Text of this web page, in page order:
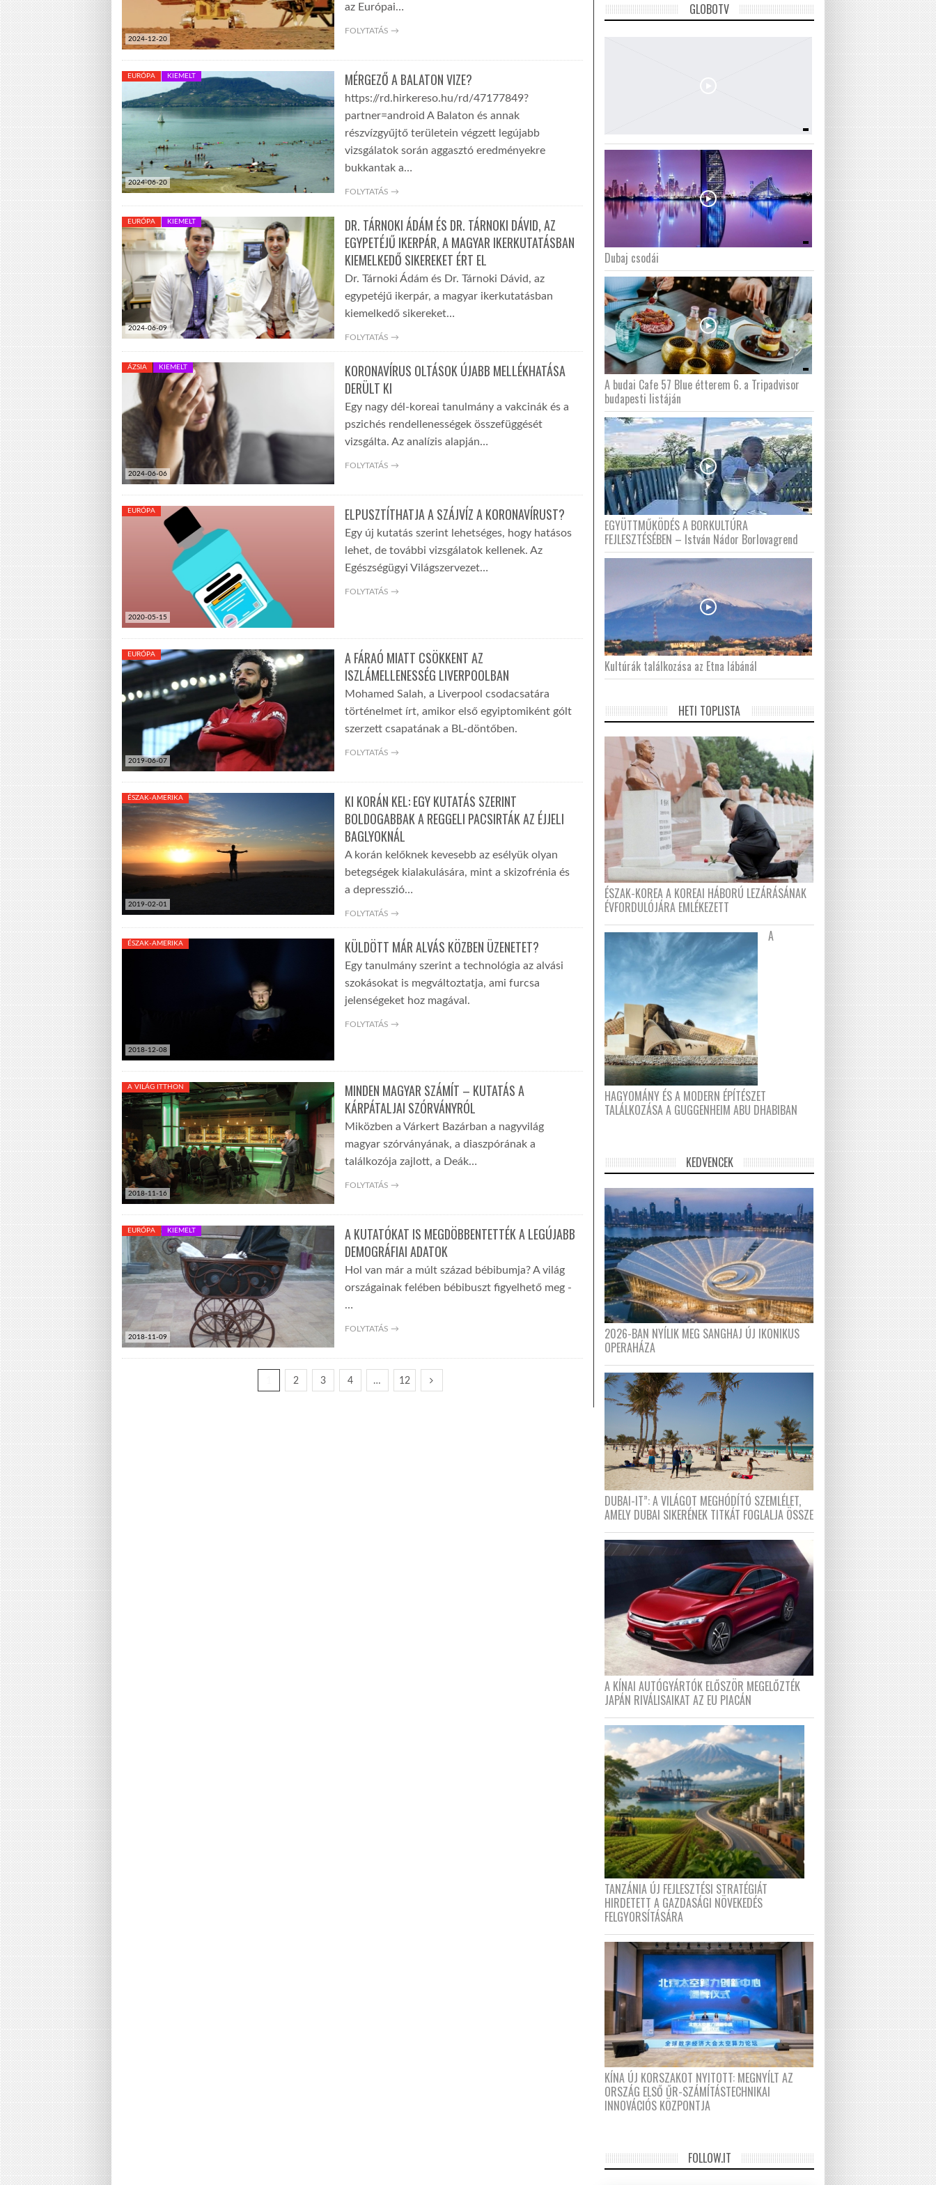
2024-12-20
az Európai…
FOLYTATÁS →
2024-06-20
EURÓPA KIEMELT MÉRGEZŐ A BALATON VIZE?
https://rd.hirkereso.hu/rd/47177849?
partner=android A Balaton és annak
részvízgyűjtő területein végzett legújabb
vizsgálatok során aggasztó eredményekre
bukkantak a…
FOLYTATÁS →
2024-06-09
EURÓPA KIEMELT
DR. TÁRNOKI ÁDÁM ÉS DR. TÁRNOKI DÁVID, AZ
EGYPETÉJŰ IKERPÁR, A MAGYAR IKERKUTATÁSBAN
KIEMELKEDŐ SIKEREKET ÉRT EL
Dr. Tárnoki Ádám és Dr. Tárnoki Dávid, az
egypetéjű ikerpár, a magyar ikerkutatásban
kiemelkedő sikereket…
FOLYTATÁS →
2024-06-06
ÁZSIA KIEMELT
KORONAVÍRUS OLTÁSOK ÚJABB MELLÉKHATÁSA
DERÜLT KI
Egy nagy dél-koreai tanulmány a vakcinák és a
pszichés rendellenességek összefüggését
vizsgálta. Az analízis alapján…
FOLYTATÁS →
2020-05-15
EURÓPA ELPUSZTÍTHATJA A SZÁJVÍZ A KORONAVÍRUST?
Egy új kutatás szerint lehetséges, hogy hatásos
lehet, de további vizsgálatok kellenek. Az
Egészségügyi Világszervezet…
FOLYTATÁS →
2019-06-07
EURÓPA
A FÁRAÓ MIATT CSÖKKENT AZ
ISZLÁMELLENESSÉG LIVERPOOLBAN
Mohamed Salah, a Liverpool csodacsatára
történelmet írt, amikor első egyiptomiként gólt
szerzett csapatának a BL-döntőben.
FOLYTATÁS →
2019-02-01
ÉSZAK-AMERIKA
KI KORÁN KEL: EGY KUTATÁS SZERINT
BOLDOGABBAK A REGGELI PACSIRTÁK AZ ÉJJELI
BAGLYOKNÁL
A korán kelőknek kevesebb az esélyük olyan
betegségek kialakulására, mint a skizofrénia és
a depresszió…
FOLYTATÁS →
2018-12-08
ÉSZAK-AMERIKA KÜLDÖTT MÁR ALVÁS KÖZBEN ÜZENETET?
Egy tanulmány szerint a technológia az alvási
szokásokat is megváltoztatja, ami furcsa
jelenségeket hoz magával.
FOLYTATÁS →
2018-11-16
A VILÁG ITTHON
MINDEN MAGYAR SZÁMÍT – KUTATÁS A
KÁRPÁTALJAI SZÓRVÁNYRÓL
Miközben a Várkert Bazárban a nagyvilág
magyar szórványának, a diaszpórának a
találkozója zajlott, a Deák…
FOLYTATÁS →
2018-11-09
EURÓPA KIEMELT
A KUTATÓKAT IS MEGDÖBBENTETTÉK A LEGÚJABB
DEMOGRÁFIAI ADATOK
Hol van már a múlt század bébibumja? A világ
országainak felében bébibuszt figyelhető meg -
…
FOLYTATÁS →
2 3 4 … 12
GLOBOTV
Dubaj csodái
A budai Cafe 57 Blue étterem 6. a Tripadvisor
budapesti listáján
EGYÜTTMŰKÖDÉS A BORKULTÚRA
FEJLESZTÉSÉBEN – István Nádor Borlovagrend
Kultúrák találkozása az Etna lábánál
HETI TOPLISTA
ÉSZAK-KOREA A KOREAI HÁBORÚ LEZÁRÁSÁNAK
ÉVFORDULÓJÁRA EMLÉKEZETT
A
HAGYOMÁNY ÉS A MODERN ÉPÍTÉSZET
TALÁLKOZÁSA A GUGGENHEIM ABU DHABIBAN
KEDVENCEK
2026-BAN NYÍLIK MEG SANGHAJ ÚJ IKONIKUS
OPERAHÁZA
DUBAI-IT”: A VILÁGOT MEGHÓDÍTÓ SZEMLÉLET,
AMELY DUBAI SIKERÉNEK TITKÁT FOGLALJA ÖSSZE
A KÍNAI AUTÓGYÁRTÓK ELŐSZÖR MEGELŐZTÉK
JAPÁN RIVÁLISAIKAT AZ EU PIACÁN
TANZÁNIA ÚJ FEJLESZTÉSI STRATÉGIÁT
HIRDETETT A GAZDASÁGI NÖVEKEDÉS
FELGYORSÍTÁSÁRA
KÍNA ÚJ KORSZAKOT NYITOTT: MEGNYÍLT AZ
ORSZÁG ELSŐ ŰR-SZÁMÍTÁSTECHNIKAI
INNOVÁCIÓS KÖZPONTJA
FOLLOW.IT